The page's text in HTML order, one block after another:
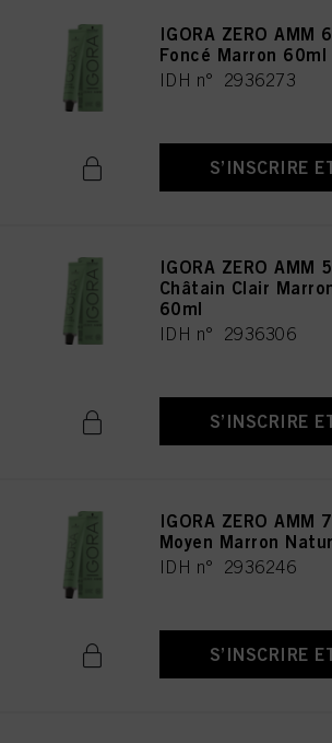
IGORA ZERO AMM
Foncé Marron 60ml
IDH n° 2936273
S’INSCRIRE
IGORA ZERO AMM
Châtain Clair
60ml
IDH n° 2936306
S’INSCRIRE
IGORA ZERO AMM
Moyen Marron
IDH n° 2936246
S’INSCRIRE